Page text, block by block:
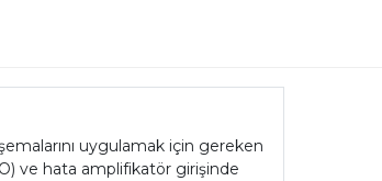
uygulamak için gereken
ve hata amplifikatör girişinde